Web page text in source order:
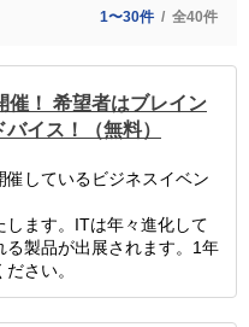
1〜30件 全40件
催！ 希望者はブレイン
イス！（無料）
しているビジネスイベン
ます。ITは年々進化して
製品が出展されます。1年
さい。